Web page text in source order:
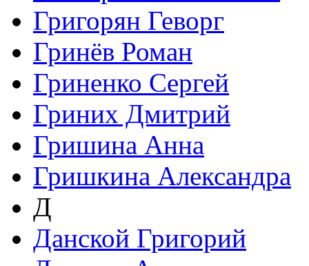
Григорян Геворг
Гринёв Роман
Гриненко Сергей
Гриних Дмитрий
Гришина Анна
Гришкина Александра
Д
Данской Григорий